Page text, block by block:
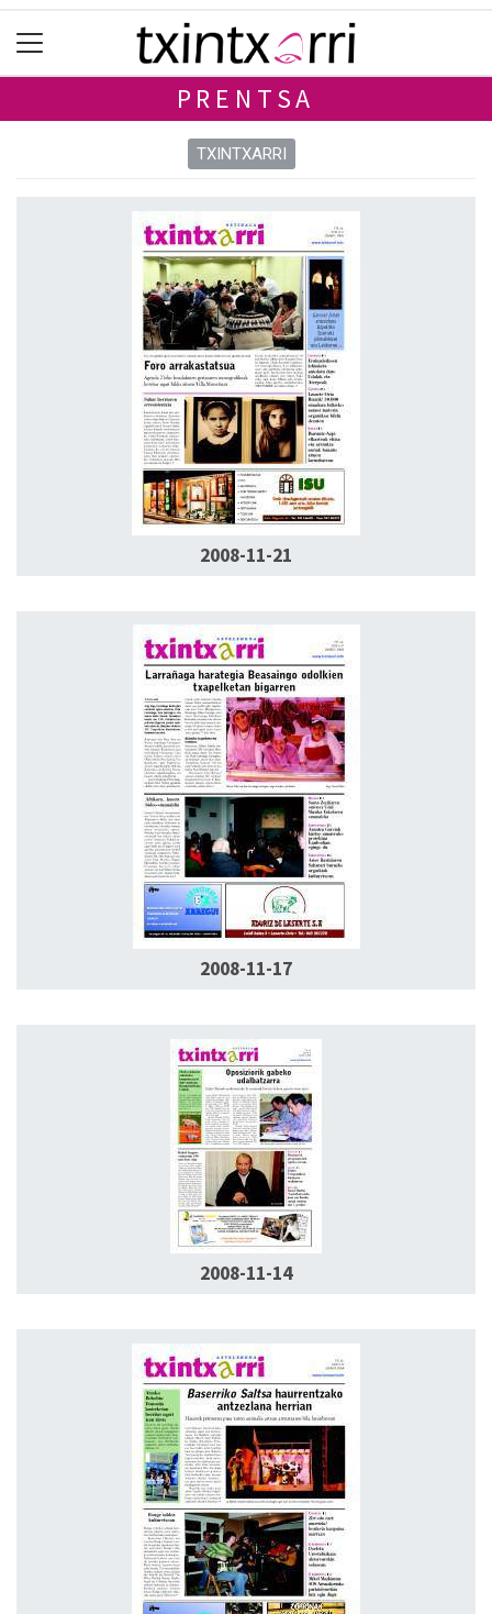
PRENTSA
TXINTXARRI
2008-11-21
2008-11-17
2008-11-14